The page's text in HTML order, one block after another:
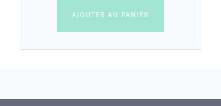
AJOUTER AU PANIER